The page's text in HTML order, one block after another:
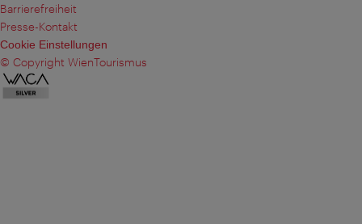
Barrierefreiheit
Presse-Kontakt
Cookie Einstellungen
© Copyright WienTourismus